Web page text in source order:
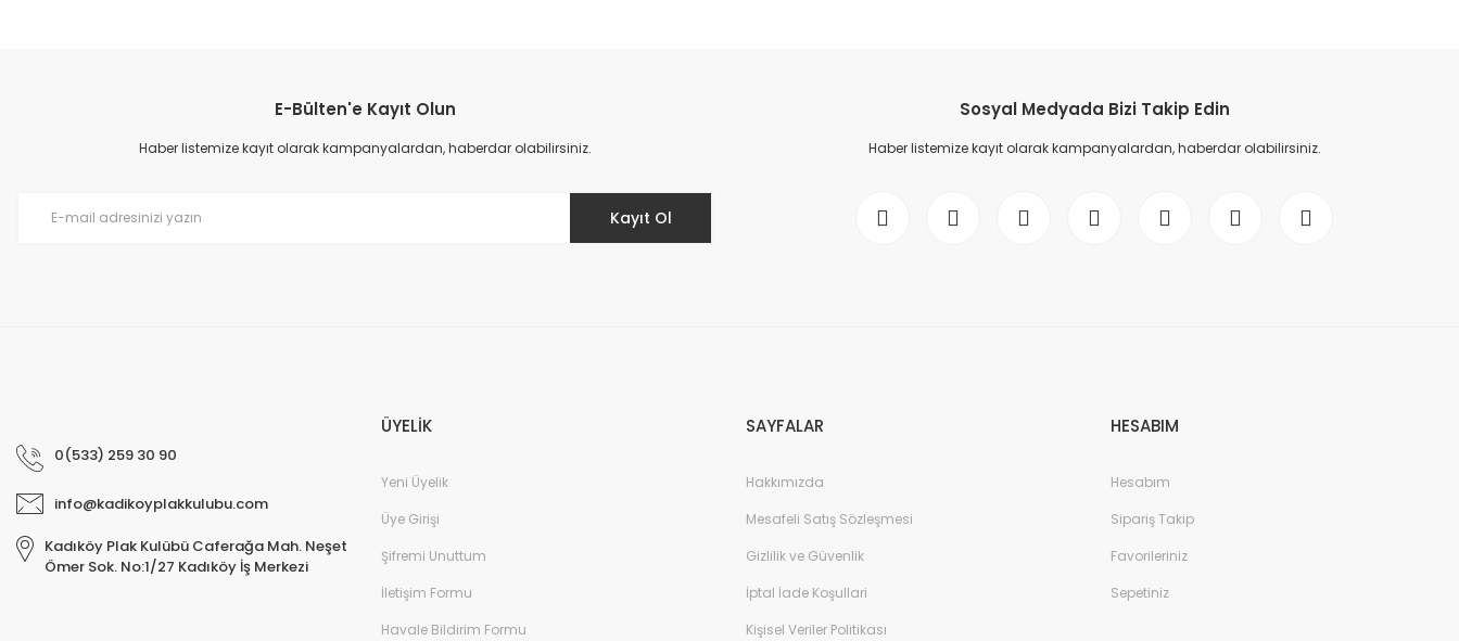
Ürün resmi kalitesiz, bozuk veya görüntülenemiyor.
Ürün açıklamasında eksik bilgiler bulunuyor.
E-Bülten'e Kayıt Olun
Haber listemize kayıt olarak kampanyalardan, haberdar olabilirsiniz.
Kayıt Ol
Sosyal Medyada Bizi Takip Edin
Haber listemize kayıt olarak kampanyalardan, haberdar olabilirsiniz.
0(533) 259 30 90
info@kadikoyplakkulubu.com
Kadıköy Plak Kulübü Caferağa Mah. Neşet
Ömer Sok. No:1/27 Kadıköy İş Merkezi
ÜYELİK
Yeni Üyelik
Üye Girişi
Şifremi Unuttum
İletişim Formu
Havale Bildirim Formu
SAYFALAR
Hakkımızda
Mesafeli Satış Sözleşmesi
Gizlilik ve Güvenlik
İptal İade Koşullari
Kişisel Veriler Politikası
HESABIM
Hesabım
Sipariş Takip
Favorileriniz
Sepetiniz